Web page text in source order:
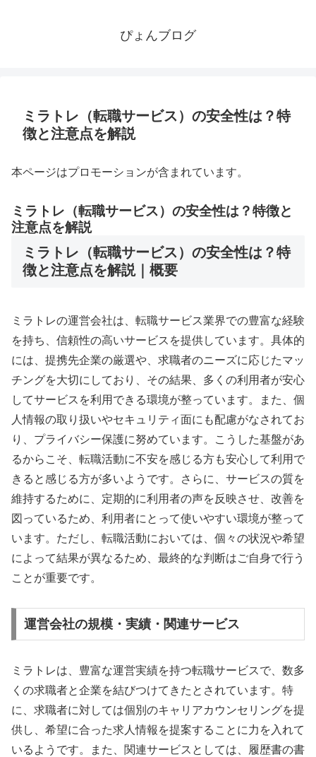
ぴょんブログ
ミラトレ（転職サービス）の安全性は？特
徴と注意点を解説
本ページはプロモーションが含まれています。
ミラトレ（転職サービス）の安全性は？特徴と
注意点を解説
ミラトレ（転職サービス）の安全性は？特
徴と注意点を解説｜概要
ミラトレの運営会社は、転職サービス業界での豊富な経験
を持ち、信頼性の高いサービスを提供しています。具体的
には、提携先企業の厳選や、求職者のニーズに応じたマッ
チングを大切にしており、その結果、多くの利用者が安心
してサービスを利用できる環境が整っています。また、個
人情報の取り扱いやセキュリティ面にも配慮がなされてお
り、プライバシー保護に努めています。こうした基盤があ
るからこそ、転職活動に不安を感じる方も安心して利用で
きると感じる方が多いようです。さらに、サービスの質を
維持するために、定期的に利用者の声を反映させ、改善を
図っているため、利用者にとって使いやすい環境が整って
います。ただし、転職活動においては、個々の状況や希望
によって結果が異なるため、最終的な判断はご自身で行う
ことが重要です。
運営会社の規模・実績・関連サービス
ミラトレは、豊富な運営実績を持つ転職サービスで、数多
くの求職者と企業を結びつけてきたとされています。特
に、求職者に対しては個別のキャリアカウンセリングを提
供し、希望に合った求人情報を提案することに力を入れて
いるようです。また、関連サービスとしては、履歴書の書